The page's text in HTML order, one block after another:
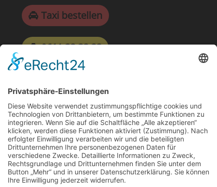
Taxi bestellen
0611 33 33 33
Verwaltung:
Montag bis – Freitag
9:00 Uhr bis 15:00 Uhr
Telefon: 0611 30 25 20
E-Mail: wtz@taxiwiesbaden.de
Fax: 0611 3 75 75 77